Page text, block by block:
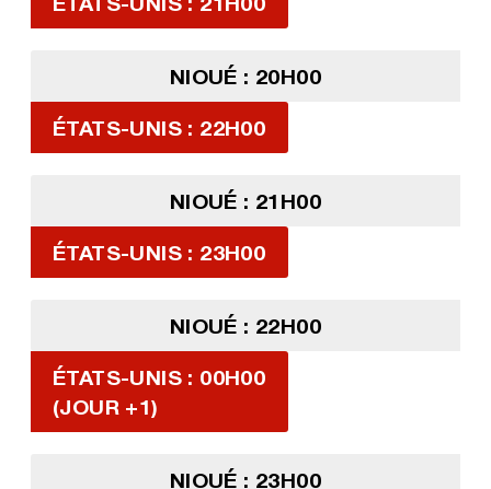
NIOUÉ : 20H00
ÉTATS-UNIS : 22H00
NIOUÉ : 21H00
ÉTATS-UNIS : 23H00
NIOUÉ : 22H00
ÉTATS-UNIS : 00H00
(JOUR +1)
NIOUÉ : 23H00